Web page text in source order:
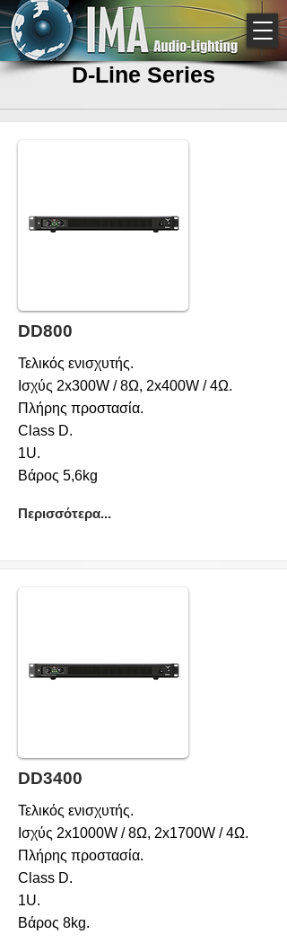
D-Line Series
DD800
Τελικός ενισχυτής.
Ισχύς 2x300W / 8Ω, 2x400W / 4Ω.
Πλήρης προστασία.
Class D.
1U.
Βάρος 5,6kg
Περισσότερα...
DD3400
Τελικός ενισχυτής.
Ισχύς 2x1000W / 8Ω, 2x1700W / 4Ω.
Πλήρης προστασία.
Class D.
1U.
Βάρος 8kg.